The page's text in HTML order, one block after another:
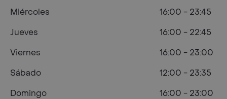
Miércoles
16:00 - 23:45
Jueves
16:00 - 22:45
Viernes
16:00 - 23:00
Sábado
12:00 - 23:35
Domingo
16:00 - 23:00